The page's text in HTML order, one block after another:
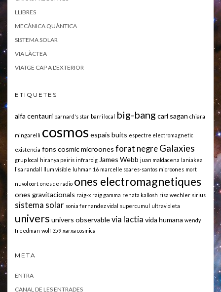
LLIBRES
MECÀNICA QUÀNTICA
SISTEMA SOLAR
VIA LÀCTEA
VIATGE CAP A L'EXTERIOR
ETIQUETES
alfa centauri barnard's star barri local big-bang carl sagan chiara
mingarelli cosmos espais buits espectre electromagnetic
existencia fons cosmic microones forat negre Galaxies
grup local hiranya peiris infraroig James Webb juan maldacena laniakea
lisa randall
llum visible luhman 16 marcelle soares-santos microones mort
nuvol oort ones de radio ones electromagnetiques
ones gravitacionals raig-x raig gamma renata kallosh risa wechler sirius
sistema solar sonia fernandez vidal supercumul ultravioleta
univers univers observablevia lactia vida humana wendy
freedman wolf 359 xarxa cosmica
META
ENTRA
CANAL DE LES ENTRADES